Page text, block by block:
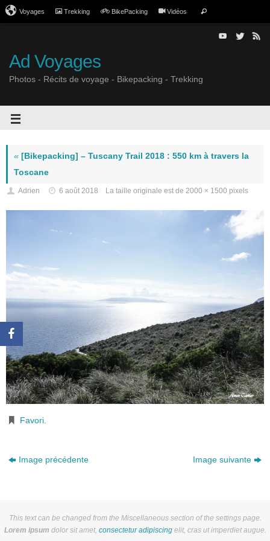
Voyages Trekking BikePacking Vidéos
Ad Voyages
Photos - Récits de voyage - Bikepacking - Trekking
« [Bikepacking] – Tuscany Trail 2018 : 550 km à travers la
Toscane
Adrien 6 août 2018 La taille originale est de2000 × 1500 pixels
Favori
Image précédente Image suivante
This text can be changed from the Miscellaneous section of the settings page.
Lorem ipsum dolor sit amet, consectetur adipiscingelit, cras ut imperdiet augue.